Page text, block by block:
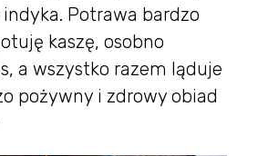
Potrawa bardzo
kaszę, osobno
a wszystko razem ląduje
pożywny i zdrowy obiad